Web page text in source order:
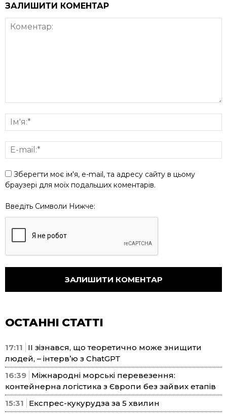
ЗАЛИШИТИ КОМЕНТАР
Зберегти моє ім'я, e-mail, та адресу сайту в цьому
браузері для моїх подальших коментарів.
Введіть Символи Нижче:
ОСТАННІ СТАТТІ
17:11
ІІ зізнався, що теоретично може знищити
людей, – інтерв’ю з ChatGPT
16:39 Міжнародні морські перевезення:
контейнерна логістика з Європи без зайвих етапів
15:31
Експрес-кукурудза за 5 хвилин